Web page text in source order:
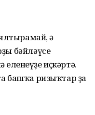
ә
бәйләүсе
иҫкәртә.
башҡа ризыҡтар ҙа